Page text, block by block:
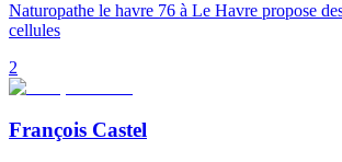
Naturopathe le havre 76 à Le Havre propose
cellules
2
François Castel